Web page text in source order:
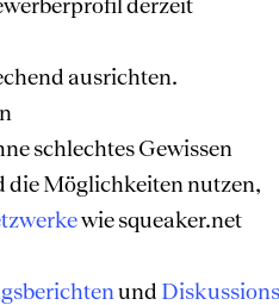
ausrichten.
schlechtes Gewissen
die Möglichkeiten nutzen,
wie squeaker.net
und